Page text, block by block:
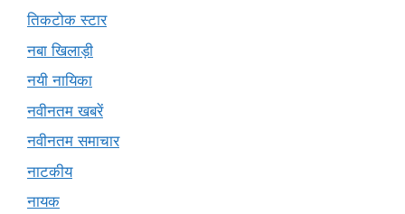
तिकटोक स्टार
नबा खिलाड़ी
नयी नायिका
नवीनतम खबरें
नवीनतम समाचार
नाटकीय
नायक